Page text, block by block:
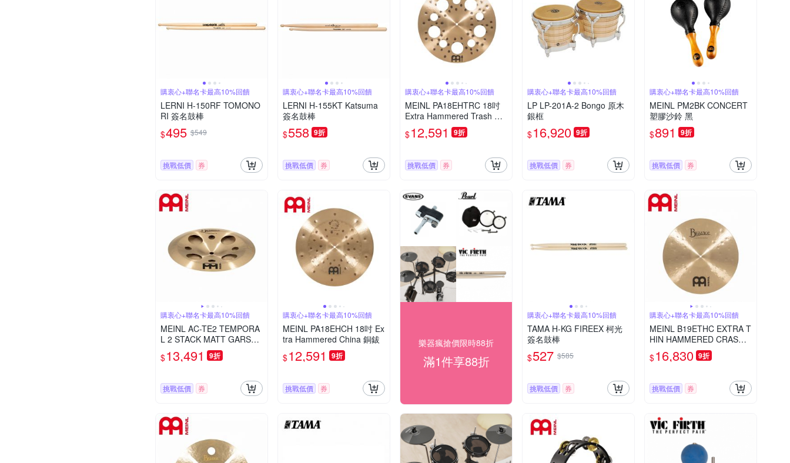
購衷心+聯名卡最高10%回饋
LERNI H-150RF TOMONO
RI 簽名鼓棒
$495 $549
挑戰低價 券
購衷心+聯名卡最高10%回饋
LERNI H-155KT Katsuma
簽名鼓棒
$558 9折
挑戰低價 券
購衷心+聯名卡最高10%回饋
MEINL PA18EHTRC 18吋
Extra Hammered Trash Cr
ash 銅鈸
$12,591 9折
挑戰低價 券
購衷心+聯名卡最高10%回饋
LP LP-201A-2 Bongo 原木
銀框
$16,920 9折
挑戰低價 券
購衷心+聯名卡最高10%回饋
MEINL PM2BK CONCERT
塑膠沙鈴 黑
$891 9折
挑戰低價 券
購衷心+聯名卡最高10%回饋
MEINL AC-TE2 TEMPORA
L 2 STACK MATT GARSTK
A 10/10吋 疊鈸
$13,491 9折
挑戰低價 券
購衷心+聯名卡最高10%回饋
MEINL PA18EHCH 18吋 Ex
tra Hammered China 銅鈸
$12,591 9折
挑戰低價 券
樂器瘋搶價限時88折
滿1件享88折
購衷心+聯名卡最高10%回饋
TAMA H-KG FIREEX 柯光
簽名鼓棒
$527 $585
挑戰低價 券
購衷心+聯名卡最高10%回饋
MEINL B19ETHC EXTRA T
HIN HAMMERED CRASH 1
9吋 銅鈸
$16,830 9折
挑戰低價 券